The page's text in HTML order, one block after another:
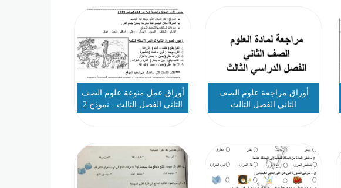
أوراق مراجعة علوم الصف
الثاني الفصل الثالث
أوراق عمل منوعة علوم الصف
الثاني الفصل الثالث - نموذج 2